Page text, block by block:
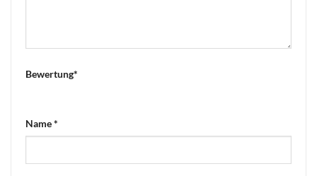
Bewertung*
Name*